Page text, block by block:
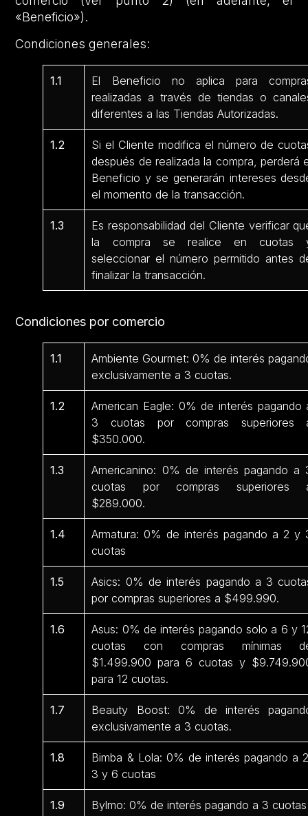
«Beneficio»).
Condiciones generales:
1.1
El Beneficio no aplica para
realizadas a través de tiendas o
diferentes a las Tiendas Autorizadas.
1.2
Si el Cliente modifica el número de
después de realizada la compra, perderá
Beneficio y se generarán intereses
el momento de la transacción.
1.3
Es responsabilidad del Cliente verificar
la compra se realice en cuotas
seleccionar el número permitido antes
finalizar la transacción.
Condiciones por comercio
1.1
Ambiente Gourmet: 0% de interés
exclusivamente a 3 cuotas.
1.2
American Eagle: 0% de interés pagando
3 cuotas por compras superiores
$350.000.
1.3
Americanino: 0% de interés pagando a
cuotas por compras superiores
$289.000.
1.4
Armatura: 0% de interés pagando a 2 y
cuotas
1.5
Asics: 0% de interés pagando a 3
por compras superiores a $499.990.
1.6
Asus: 0% de interés pagando solo a 6 y
cuotas con compras mínimas
$1.499.900 para 6 cuotas y
para 12 cuotas.
1.7
Beauty Boost: 0% de interés
exclusivamente a 3 cuotas.
1.8
Bimba & Lola: 0% de interés pagando a
3 y 6 cuotas
1.9 Bylmo: 0% de interés pagando a 3 cuotas